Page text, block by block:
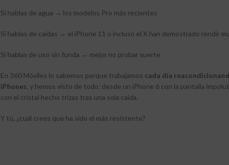
Si hablas de agua → los modelos Pro más recientes
Si hablas de caídas → el iPhone 11 o incluso el X han demostrado rendir
Si hablas de uso sin funda → mejor no probar suerte
En 360 Móviles lo sabemos porque trabajamos cada día
iPhones, y hemos visto de todo: desde un iPhone 6 con la pantalla
con el cristal hecho trizas tras una sola caída.
Y tú, ¿cuál crees que ha sido el más resistente?